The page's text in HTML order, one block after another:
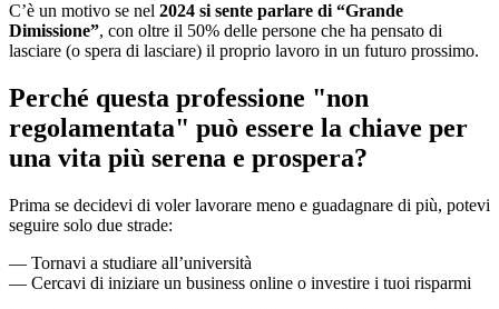
C’è un motivo se nel 2024 si sente parlare di “Grande
Dimissione”, con oltre il 50% delle persone che ha pensato di
lasciare (o spera di lasciare) il proprio lavoro in un futuro prossimo.
Perché questa professione "non
regolamentata" può essere la chiave per
una vita più serena e prospera?
Prima se decidevi di voler lavorare meno e guadagnare di più, potevi
seguire solo due strade:
— Tornavi a studiare all’università
— Cercavi di iniziare un business online o investire i tuoi risparmi